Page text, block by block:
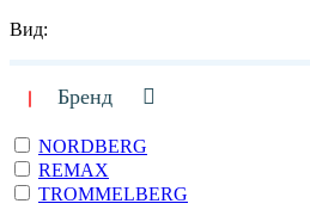
Вид:
Бренд
NORDBERG
REMAX
TROMMELBERG